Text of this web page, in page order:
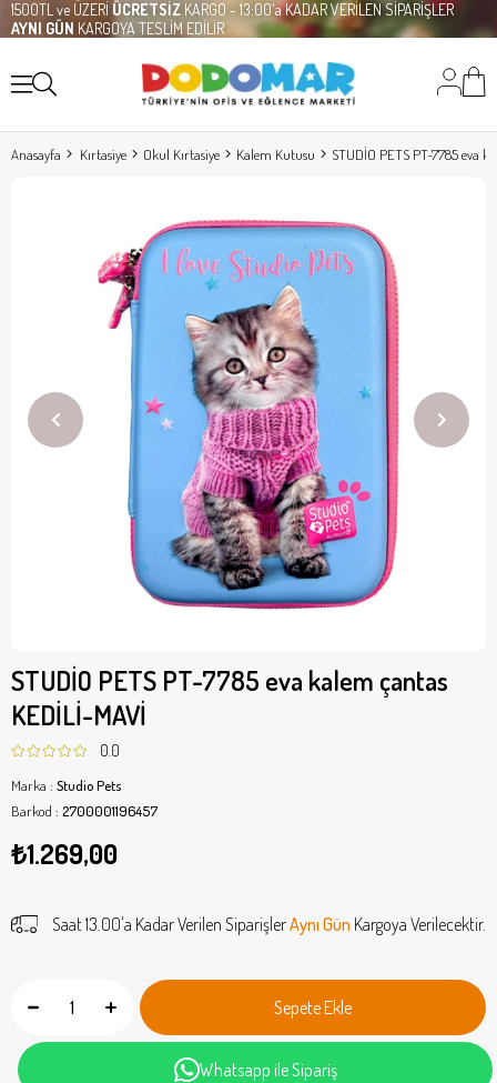
1500TL ve ÜZERİ ÜCRETSİZ KARGO - 13:00'a KADAR VERİLEN SİPARİŞLER
AYNI GÜN KARGOYA TESLİM EDİLİR
Anasayfa Kırtasiye Okul Kırtasiye Kalem Kutusu STUDİO PETS PT-7785 eva
STUDİO PETS PT-7785 eva kalem çantas
KEDİLİ-MAVİ
0.0
Marka : Studio Pets
Barkod : 2700001196457
₺1.269,00
Saat 13.00'a Kadar Verilen SiparişlerAynı Gün Kargoya Verilecektir.
Whatsapp ile Sipariş